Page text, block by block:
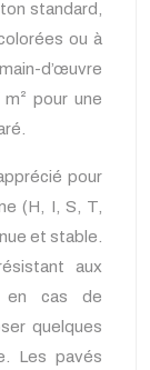
standard,
ou à
d’œuvre
pour une
pour
(H, I, S, T,
et stable.
aux
en cas de
quelques
Les pavés